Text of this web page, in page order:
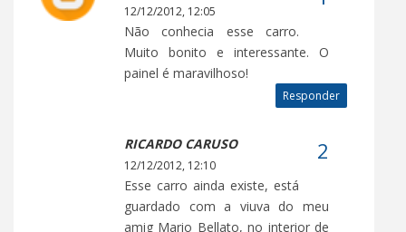
12/12/2012, 12:05
Não conhecia esse carro.
Muito bonito e interessante. O
painel é maravilhoso!
Responder
RICARDO CARUSO
12/12/2012, 12:10
Esse carro ainda existe, está
guardado com a viuva do meu
amig Mario Bellato, no interior de